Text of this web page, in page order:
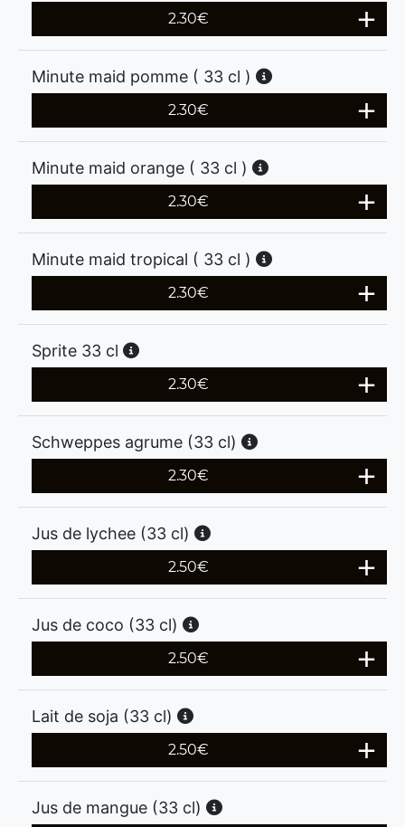
2.30€
Minute maid pomme ( 33 cl )
2.30€
Minute maid orange ( 33 cl )
2.30€
Minute maid tropical ( 33 cl )
2.30€
Sprite 33 cl
2.30€
Schweppes agrume (33 cl)
2.30€
Jus de lychee (33 cl)
2.50€
Jus de coco (33 cl)
2.50€
Lait de soja (33 cl)
2.50€
Jus de mangue (33 cl)